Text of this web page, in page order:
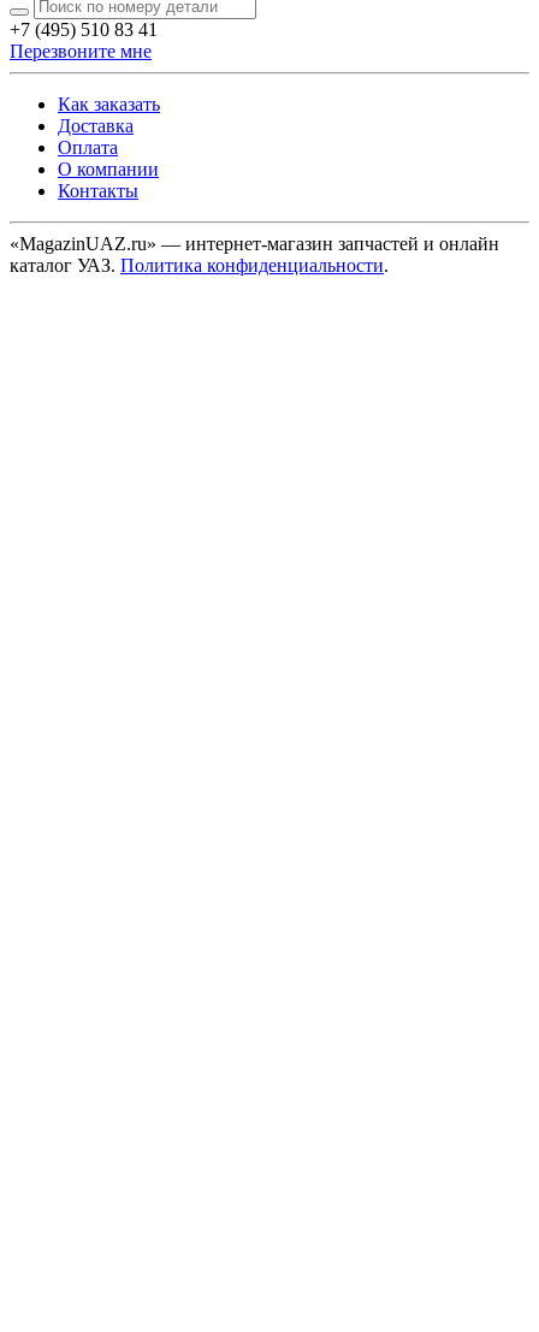
+7 (495) 510 83 41
Перезвоните мне
Как заказать
Доставка
Оплата
О компании
Контакты
«MagazinUAZ.ru» — интернет-магазин запчастей и онлайн
каталог УАЗ. Политика конфиденциальности.